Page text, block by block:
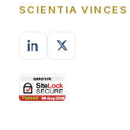
SCIENTIA VINCES